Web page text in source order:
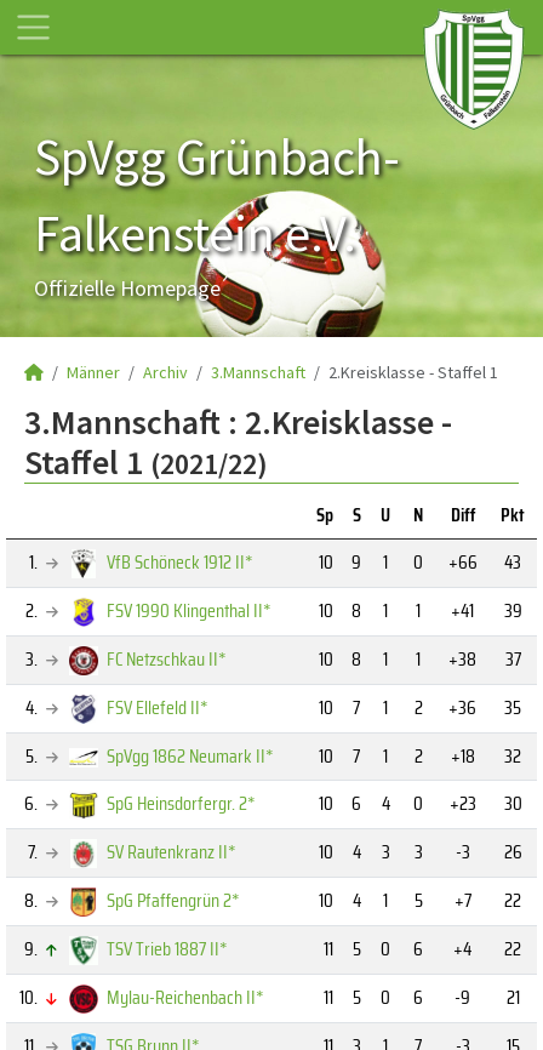
SpVgg Grünbach-
Falkenstein e.V.
Offizielle Homepage
Männer Archiv 3.Mannschaft 2.Kreisklasse - Staffel 1
3.Mannschaft : 2.Kreisklasse -
Staffel 1 (2021/22)
Sp S U N Diff
Pkt
1.
VfB Schöneck 1912 II* 10 9 1 0 +66
43
2.
FSV 1990 Klingenthal II* 10 8 1 1 +41
39
3.
FC Netzschkau II* 10 8 1 1 +38
37
4.
FSV Ellefeld II* 10 7 1 2 +36
35
5.
SpVgg 1862 Neumark II* 10 7 1 2 +18
32
6.
SpG Heinsdorfergr. 2* 10 6 4 0 +23
30
7.
SV Rautenkranz II* 10 4 3 3 -3
26
8.
SpG Pfaffengrün 2* 10 4 1 5 +7
22
9.
TSV Trieb 1887 II* 11 5 0 6 +4
22
10.
Mylau-Reichenbach II* 11 5 0 6 -9
21